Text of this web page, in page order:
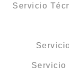
Servicio